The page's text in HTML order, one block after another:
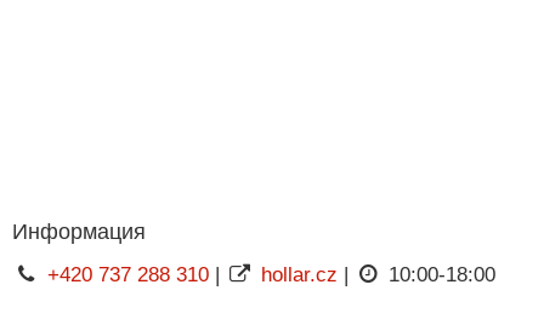
Информация
+420 737 288 310| hollar.cz 10:00-18:00